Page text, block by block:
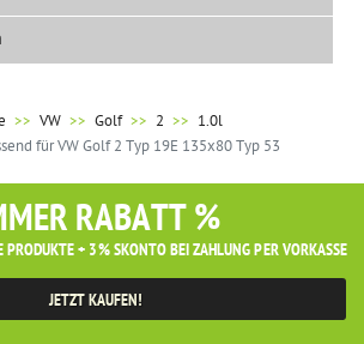
VW Golf 2
1.0l
für VW Golf 2 Typ 19E 135x80 Typ 53
RABATT %
PRODUKTE + 3% SKONTO BEI ZAHLUNG PER VORKASSE
JETZT KAUFEN!